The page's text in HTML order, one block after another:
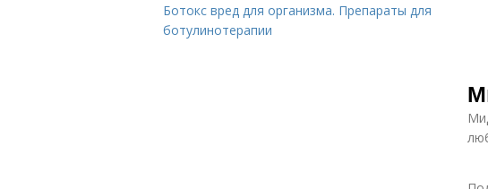
Ботокс вред для организма. Препараты для
ботулинотерапии